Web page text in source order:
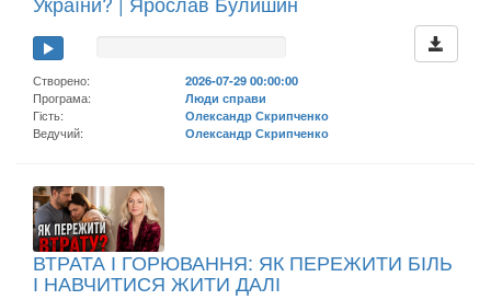
Створено:
2026-07-29 00:00:00
Програма:
Люди справи
Гість:
Олександр Скрипченко
Ведучий:
Олександр Скрипченко
ВТРАТА І ГОРЮВАННЯ: ЯК ПЕРЕЖИТИ БІЛЬ
І НАВЧИТИСЯ ЖИТИ ДАЛІ